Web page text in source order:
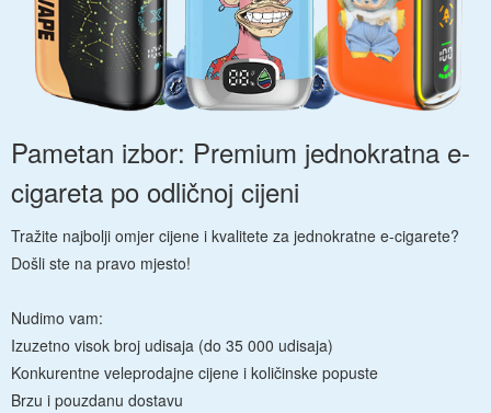
Pametan izbor: Premium jednokratna e-
cigareta po odličnoj cijeni
Tražite najbolji omjer cijene i kvalitete za jednokratne e-cigarete?
Došli ste na pravo mjesto!
Nudimo vam:
Izuzetno visok broj udisaja (do 35 000 udisaja)
Konkurentne veleprodajne cijene i količinske popuste
Brzu i pouzdanu dostavu